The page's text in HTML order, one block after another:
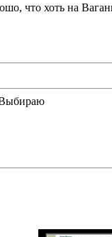
хоть на